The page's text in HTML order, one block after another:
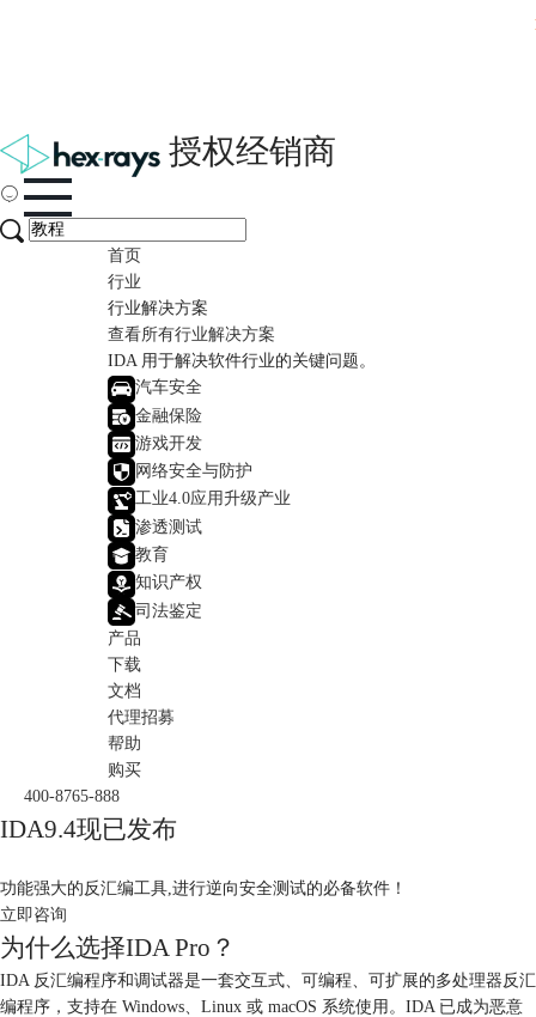
授权经销商
首页
行业
行业解决方案
查看所有行业解决方案
IDA 用于解决软件行业的关键问题。
汽车安全
金融保险
游戏开发
网络安全与防护
工业4.0应用升级产业
渗透测试
教育
知识产权
司法鉴定
产品
下载
文档
代理招募
帮助
购买
400-8765-888
IDA9.4现已发布
功能强大的反汇编工具,进行逆向安全测试的必备软件！
立即咨询
为什么选择IDA Pro？
IDA 反汇编程序和调试器是一套交互式、可编程、可扩展的多处理器反汇
编程序，支持在 Windows、Linux 或 macOS 系统使用。IDA 已成为恶意